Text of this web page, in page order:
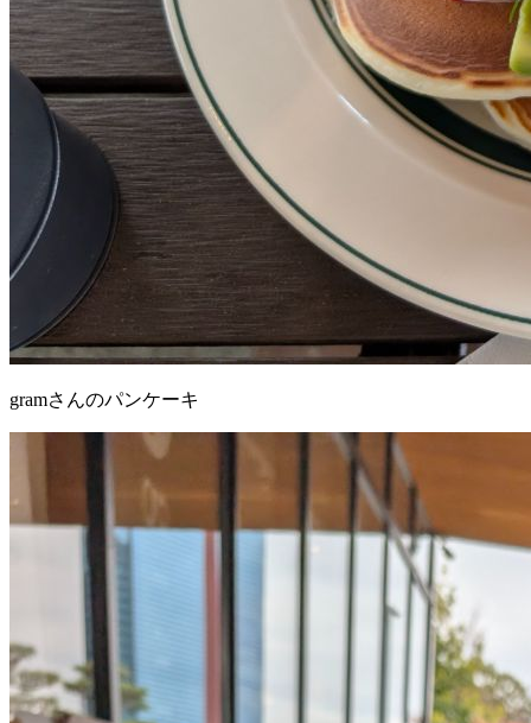
gramさんのパンケーキ